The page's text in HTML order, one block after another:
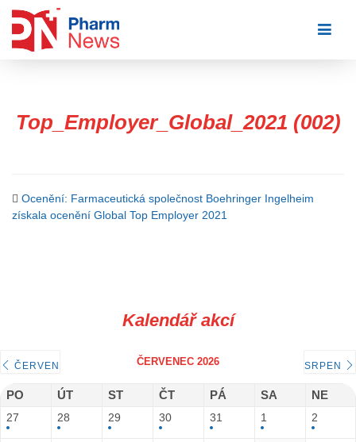
Top_Employer_Global_2021 (002)
Ocenění: Farmaceutická společnost Boehringer Ingelheim
získala ocenění Global Top Employer 2021
Kalendář akcí
ČERVEN ČERVENEC 2026 SRPEN
PO ÚT ST ČT PÁ SA NE
27 28 29 30 31 1 2